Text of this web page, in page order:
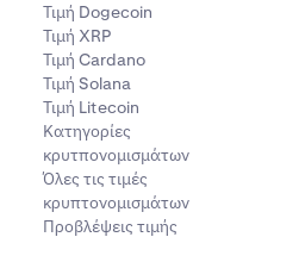
Τιμή Dogecoin
Τιμή XRP
Τιμή Cardano
Τιμή Solana
Τιμή Litecoin
Κατηγορίες
κρυτπονομισμάτων
Όλες τις τιμές
κρυπτονομισμάτων
Προβλέψεις τιμής